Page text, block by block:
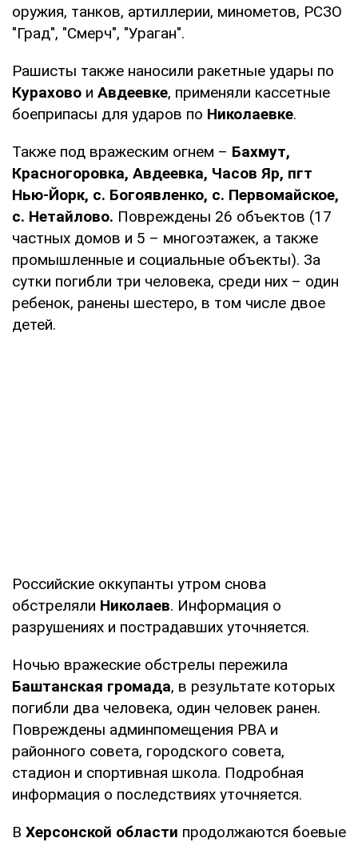
оружия, танков, артиллерии, минометов, РСЗО
"Град", "Смерч", "Ураган".
Рашисты также наносили ракетные удары по
Курахово и Авдеевке, применяли кассетные
боеприпасы для ударов по Николаевке.
Также под вражеским огнем – Бахмут,
Красногоровка, Авдеевка, Часов Яр, пгт
Нью-Йорк, с. Богоявленко, с. Первомайское,
с. Нетайлово. Повреждены 26 объектов (17
частных домов и 5 – многоэтажек, а также
промышленные и социальные объекты). За
сутки погибли три человека, среди них – один
ребенок, ранены шестеро, в том числе двое
детей.
Российские оккупанты утром снова
обстреляли Николаев. Информация о
разрушениях и пострадавших уточняется.
Ночью вражеские обстрелы пережила
Баштанская громада, в результате которых
погибли два человека, один человек ранен.
Повреждены админпомещения РВА и
районного совета, городского совета,
стадион и спортивная школа. Подробная
информация о последствиях уточняется.
В Херсонской области продолжаются боевые